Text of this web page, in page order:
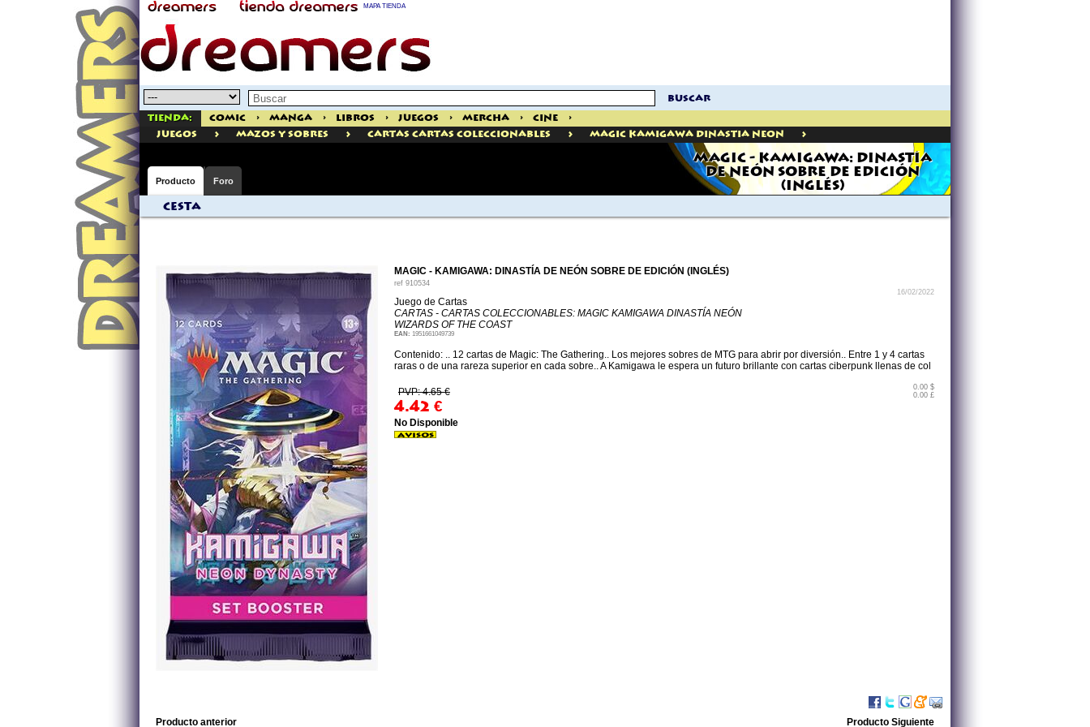
MAPA TIENDA
buscar
Tienda: Comic > Manga > Libros > Juegos > Mercha > Cine
>
juegos
> MAZOS Y SOBRES > Cartas Cartas Coleccionables > Magic Kamigawa Dinastia Neon >
MAGIC - KAMIGAWA: DINASTÍA
DE NEÓN SOBRE DE EDICIÓN
(INGLÉS)
Producto Foro
Cesta
MAGIC - KAMIGAWA: DINASTÍA DE NEÓN SOBRE DE EDICIÓN (INGLÉS)
ref 910534
16/02/2022
Juego de Cartas
CARTAS - CARTAS COLECCIONABLES: MAGIC KAMIGAWA DINASTÍA NEÓN
WIZARDS OF THE COAST
EAN: 1951661049739
Contenido: .. 12 cartas de Magic: The Gathering.. Los mejores sobres de MTG para abrir por diversión.. Entre 1 y 4 cartas
raras o de una rareza superior en cada sobre.. A Kamigawa le espera un futuro brillante con cartas ciberpunk llenas de col
PVP: 4.65 €
4.42 €
0.00 $
0.00 £
No Disponible
Producto anterior Producto Siguiente